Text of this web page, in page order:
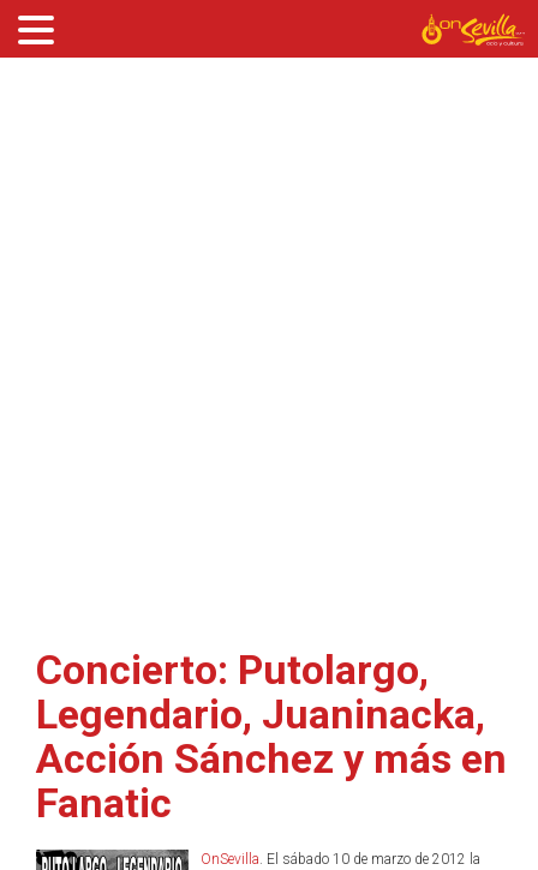
Concierto: Putolargo,
Legendario, Juaninacka,
Acción Sánchez y más en
Fanatic
OnSevilla. El sábado 10 de marzo de 2012 la